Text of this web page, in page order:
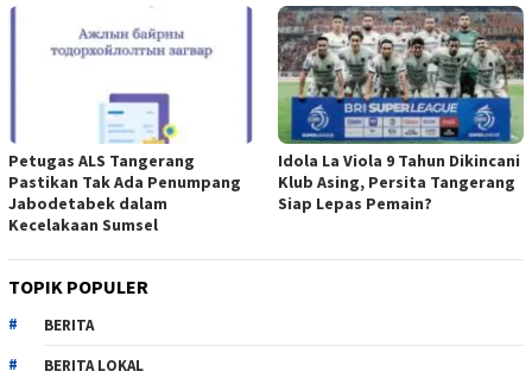
Petugas ALS Tangerang
Pastikan Tak Ada Penumpang
Jabodetabek dalam
Kecelakaan Sumsel
Idola La Viola 9 Tahun Dikincani
Klub Asing, Persita Tangerang
Siap Lepas Pemain?
TOPIK POPULER
BERITA
BERITA LOKAL